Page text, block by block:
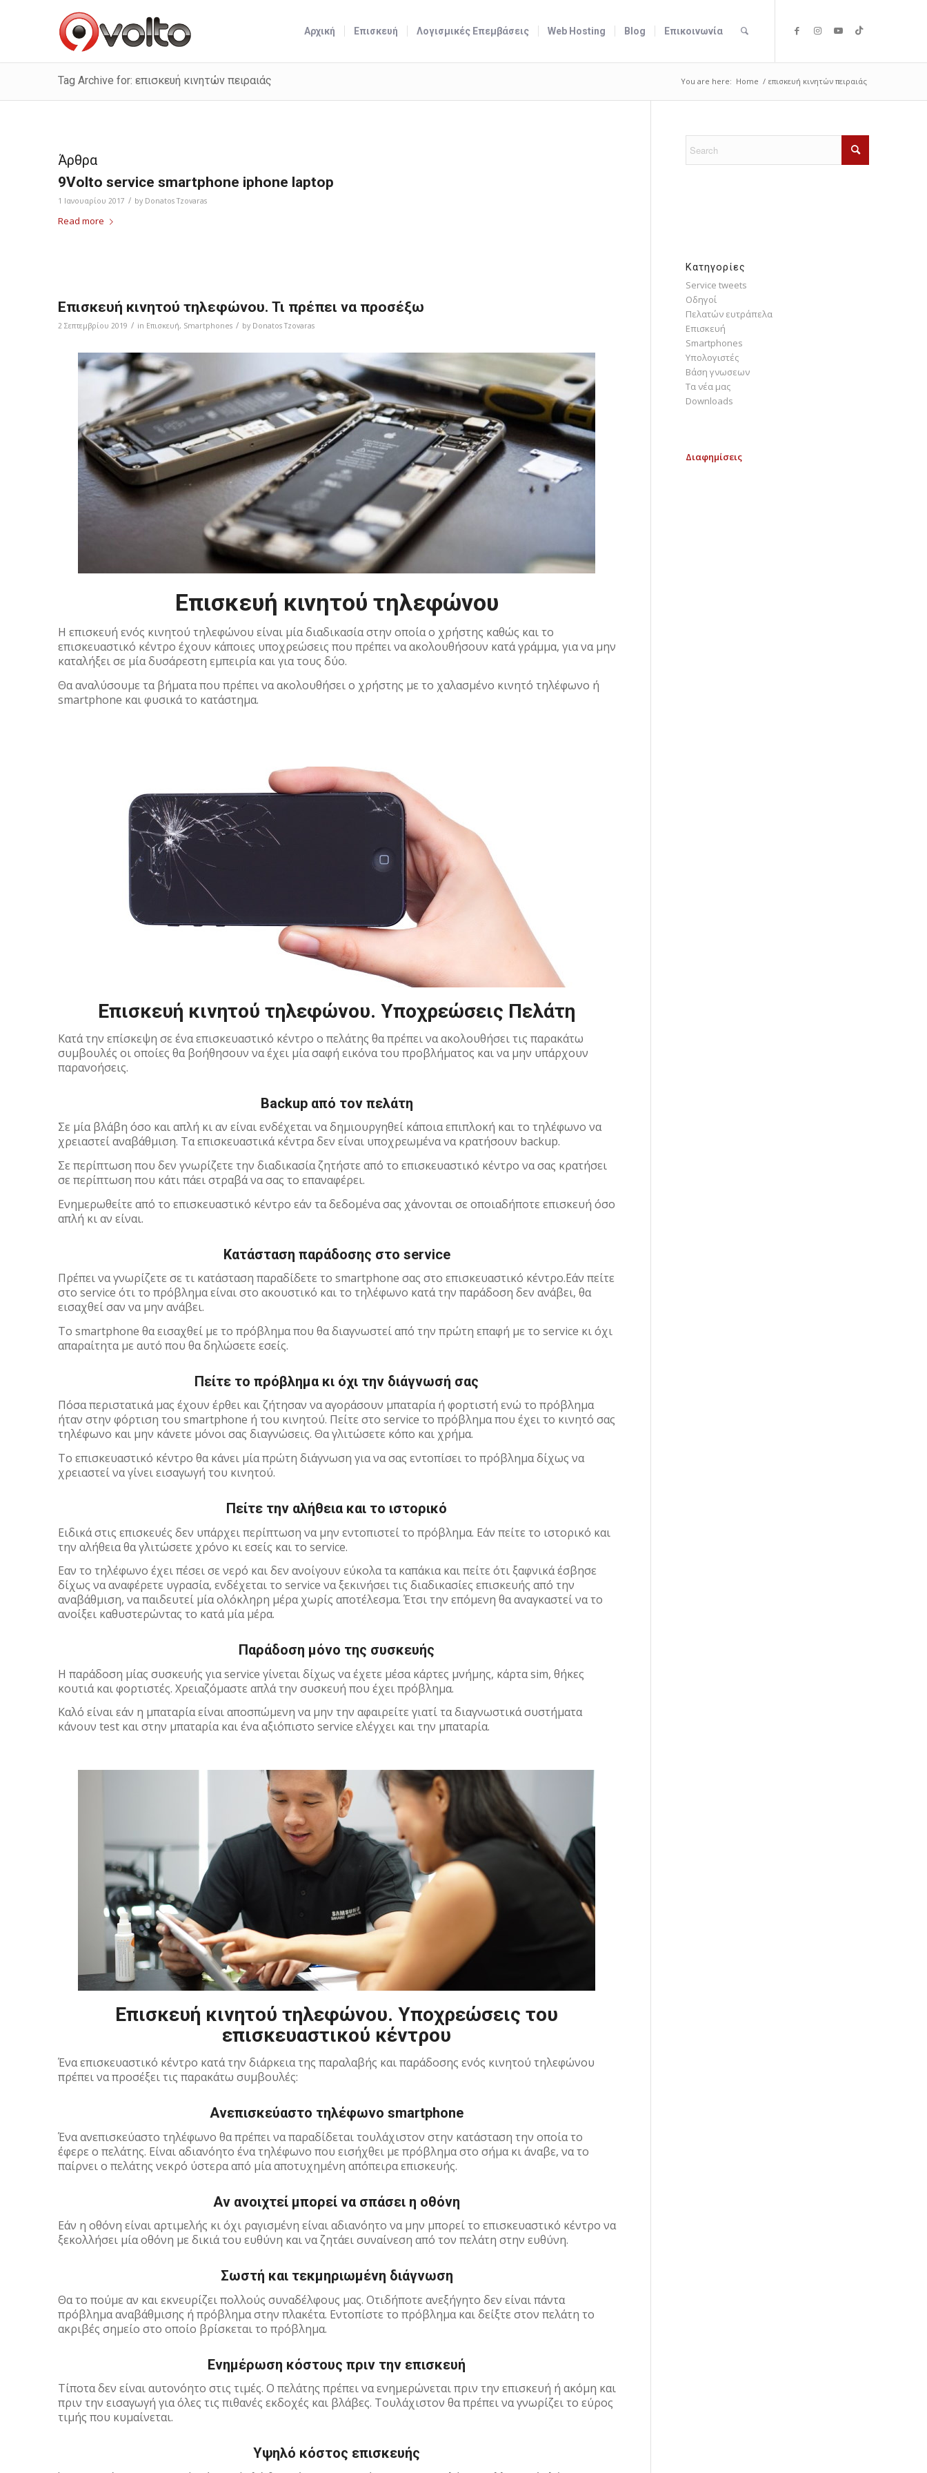
Αρχική Επισκευή Λογισμικές Επεμβάσεις Web Hosting Blog Επικοινωνία
Tag Archive for: επισκευή κινητών πειραιάς You are here: Home / επισκευή κινητών πειραιάς
Άρθρα
9Volto service smartphone iphone laptop
1 Ιανουαρίου 2017 / by Donatos Tzovaras
Read more
Eπισκευή κινητού τηλεφώνου. Τι πρέπει να προσέξω
2 Σεπτεμβρίου 2019 / in Επισκευή, Smartphones / by Donatos Tzovaras
Eπισκευή κινητού τηλεφώνου
Η επισκευή ενός κινητού τηλεφώνου είναι μία διαδικασία στην οποία ο χρήστης καθώς και το
επισκευαστικό κέντρο έχουν κάποιες υποχρεώσεις που πρέπει να ακολουθήσουν κατά γράμμα, για να μην
καταλήξει σε μία δυσάρεστη εμπειρία και για τους δύο.
Θα αναλύσουμε τα βήματα που πρέπει να ακολουθήσει ο χρήστης με το χαλασμένο κινητό τηλέφωνο ή
smartphone και φυσικά το κατάστημα.
Επισκευή κινητού τηλεφώνου. Υποχρεώσεις Πελάτη
Κατά την επίσκεψη σε ένα επισκευαστικό κέντρο ο πελάτης θα πρέπει να ακολουθήσει τις παρακάτω
συμβουλές οι οποίες θα βοήθησουν να έχει μία σαφή εικόνα του προβλήματος και να μην υπάρχουν
παρανοήσεις.
Backup από τον πελάτη
Σε μία βλάβη όσο και απλή κι αν είναι ενδέχεται να δημιουργηθεί κάποια επιπλοκή και το τηλέφωνο να
χρειαστεί αναβάθμιση. Τα επισκευαστικά κέντρα δεν είναι υποχρεωμένα να κρατήσουν backup.
Σε περίπτωση που δεν γνωρίζετε την διαδικασία ζητήστε από το επισκευαστικό κέντρο να σας κρατήσει
σε περίπτωση που κάτι πάει στραβά να σας το επαναφέρει.
Ενημερωθείτε από το επισκευαστικό κέντρο εάν τα δεδομένα σας χάνονται σε οποιαδήποτε επισκευή όσο
απλή κι αν είναι.
Κατάσταση παράδοσης στο service
Πρέπει να γνωρίζετε σε τι κατάσταση παραδίδετε το smartphone σας στο επισκευαστικό κέντρο.Εάν πείτε
στο service ότι το πρόβλημα είναι στο ακουστικό και το τηλέφωνο κατά την παράδοση δεν ανάβει, θα
εισαχθεί σαν να μην ανάβει.
Το smartphone θα εισαχθεί με το πρόβλημα που θα διαγνωστεί από την πρώτη επαφή με το service κι όχι
απαραίτητα με αυτό που θα δηλώσετε εσείς.
Πείτε το πρόβλημα κι όχι την διάγνωσή σας
Πόσα περιστατικά μας έχουν έρθει και ζήτησαν να αγοράσουν μπαταρία ή φορτιστή ενώ το πρόβλημα
ήταν στην φόρτιση του smartphone ή του κινητού. Πείτε στο service το πρόβλημα που έχει το κινητό σας
τηλέφωνο και μην κάνετε μόνοι σας διαγνώσεις. Θα γλιτώσετε κόπο και χρήμα.
Το επισκευαστικό κέντρο θα κάνει μία πρώτη διάγνωση για να σας εντοπίσει το πρόβλημα δίχως να
χρειαστεί να γίνει εισαγωγή του κινητού.
Πείτε την αλήθεια και το ιστορικό
Ειδικά στις επισκευές δεν υπάρχει περίπτωση να μην εντοπιστεί το πρόβλημα. Εάν πείτε το ιστορικό και
την αλήθεια θα γλιτώσετε χρόνο κι εσείς και το service.
Εαν το τηλέφωνο έχει πέσει σε νερό και δεν ανοίγουν εύκολα τα καπάκια και πείτε ότι ξαφνικά έσβησε
δίχως να αναφέρετε υγρασία, ενδέχεται το service να ξεκινήσει τις διαδικασίες επισκευής από την
αναβάθμιση, να παιδευτεί μία ολόκληρη μέρα χωρίς αποτέλεσμα. Έτσι την επόμενη θα αναγκαστεί να το
ανοίξει καθυστερώντας το κατά μία μέρα.
Παράδοση μόνο της συσκευής
Η παράδοση μίας συσκευής για service γίνεται δίχως να έχετε μέσα κάρτες μνήμης, κάρτα sim, θήκες
κουτιά και φορτιστές. Χρειαζόμαστε απλά την συσκευή που έχει πρόβλημα.
Καλό είναι εάν η μπαταρία είναι αποσπώμενη να μην την αφαιρείτε γιατί τα διαγνωστικά συστήματα
κάνουν test και στην μπαταρία και ένα αξιόπιστο service ελέγχει και την μπαταρία.
Επισκευή κινητού τηλεφώνου. Υποχρεώσεις του
επισκευαστικού κέντρου
Ένα επισκευαστικό κέντρο κατά την διάρκεια της παραλαβής και παράδοσης ενός κινητού τηλεφώνου
πρέπει να προσέξει τις παρακάτω συμβουλές:
Ανεπισκεύαστο τηλέφωνο smartphone
Ένα ανεπισκεύαστο τηλέφωνο θα πρέπει να παραδίδεται τουλάχιστον στην κατάσταση την οποία το
έφερε ο πελάτης. Είναι αδιανόητο ένα τηλέφωνο που εισήχθει με πρόβλημα στο σήμα κι άναβε, να το
παίρνει ο πελάτης νεκρό ύστερα από μία αποτυχημένη απόπειρα επισκευής.
Αν ανοιχτεί μπορεί να σπάσει η οθόνη
Εάν η οθόνη είναι αρτιμελής κι όχι ραγισμένη είναι αδιανόητο να μην μπορεί το επισκευαστικό κέντρο να
ξεκολλήσει μία οθόνη με δικιά του ευθύνη και να ζητάει συναίνεση από τον πελάτη στην ευθύνη.
Σωστή και τεκμηριωμένη διάγνωση
Θα το πούμε αν και εκνευρίζει πολλούς συναδέλφους μας. Οτιδήποτε ανεξήγητο δεν είναι πάντα
πρόβλημα αναβάθμισης ή πρόβλημα στην πλακέτα. Εντοπίστε το πρόβλημα και δείξτε στον πελάτη το
ακριβές σημείο στο οποίο βρίσκεται το πρόβλημα.
Ενημέρωση κόστους πριν την επισκευή
Τίποτα δεν είναι αυτονόητο στις τιμές. Ο πελάτης πρέπει να ενημερώνεται πριν την επισκευή ή ακόμη και
πριν την εισαγωγή για όλες τις πιθανές εκδοχές και βλάβες. Τουλάχιστον θα πρέπει να γνωρίζει το εύρος
τιμής που κυμαίνεται.
Υψηλό κόστος επισκευής
Kατηγορίες
Service tweets
Οδηγοί
Πελατών ευτράπελα
Επισκευή
Smartphones
Υπολογιστές
Bάση γνωσεων
Τα νέα μας
Downloads
Διαφημίσεις